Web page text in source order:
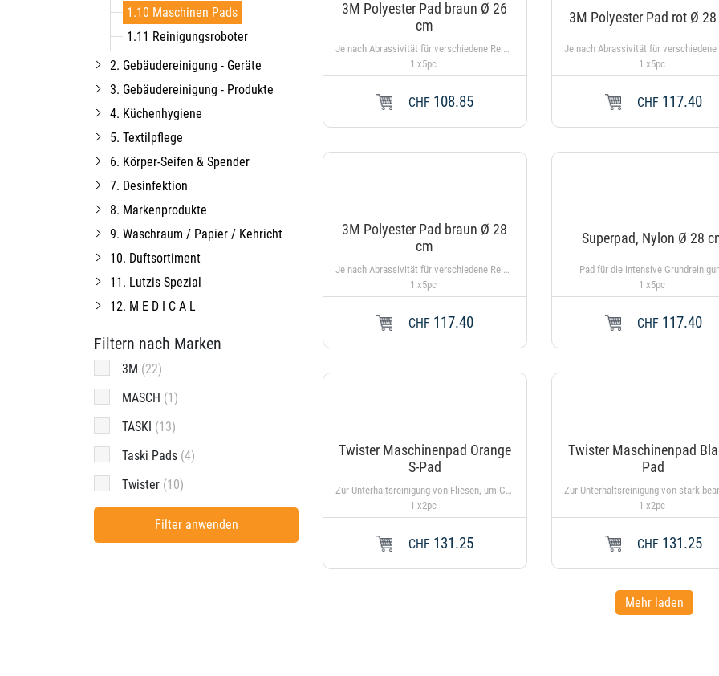
1.10 Maschinen Pads
1.11 Reinigungsroboter
2. Gebäudereinigung - Geräte
3. Gebäudereinigung - Produkte
4. Küchenhygiene
5. Textilpflege
6. Körper-Seifen & Spender
7. Desinfektion
8. Markenprodukte
9. Waschraum / Papier / Kehricht
10. Duftsortiment
11. Lutzis Spezial
12. M E D I C A L
Filtern nach Marken
3M (22)
MASCH (1)
TASKI (13)
Taski Pads (4)
Twister (10)
Filter anwenden
3M Polyester Pad braun Ø 26
cm
Je nach Abrassivität für verschiedene Reinigungsmethoden einsetzbar. Bei 40°C maschinenwaschbar, braun
1 x5pc
CHF 108.85 In den Warenkorb
3M Polyester Pad rot Ø
1 x5pc
CHF 117.40
3M Polyester Pad braun Ø 28
cm
Je nach Abrassivität für verschiedene Reinigungsmethoden einsetzbar. Bei 40°C maschinenwaschbar, braun
1 x5pc
CHF 117.40 In den Warenkorb
Superpad, Nylon Ø 28
Pad für die intensive
1 x5pc
CHF 117.40
Twister Maschinenpad Orange
S-Pad
Zur Unterhaltsreinigung von Fliesen, um Glanz und Sauberkeit zu bewahren
1 x2pc
CHF 131.25 In den Warenkorb
Twister Maschinenpad
Pad
1 x2pc
CHF 131.25
Mehr laden